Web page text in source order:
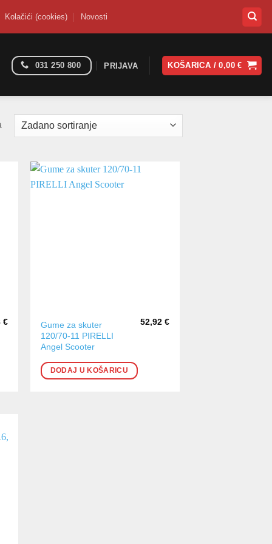
Kolačići (cookies) Novosti
031 250 800 PRIJAVA KOŠARICA /0,00€
€
Gume za skuter
120/70-11 PIRELLI
Angel Scooter
52,92 €
DODAJ U KOŠARICU